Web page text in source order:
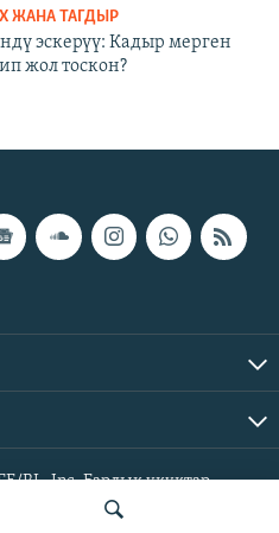
ЖАНА ТАГДЫР
эскерүү: Кадыр мерген
жол тоскон?
RL, Inc. Бардык укуктар